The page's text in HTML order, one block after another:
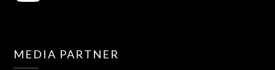
MEDIA PARTNER